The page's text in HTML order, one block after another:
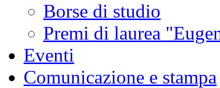
Borse di studio
Premi di laurea
Eventi
Comunicazione e stampa